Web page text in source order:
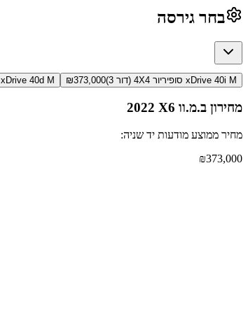
בחר גירסה
xDrive 40i M סופיריור 4X4 (דור 3) ₪373,000 xDrive 40d M ספורט 4X4 דיזל (דור 3)
מחירון ב.מ.וו X6 2022
מחיר ממוצע מודעות יד שניה:
₪373,000